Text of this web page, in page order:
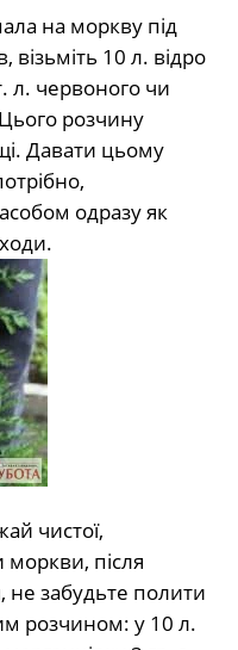
на моркву під
візьміть 10 л. відро
л. червоного чи
розчину
Давати цьому
одразу як
чистої,
після
не забудьте полити
розчином: у 10 л.